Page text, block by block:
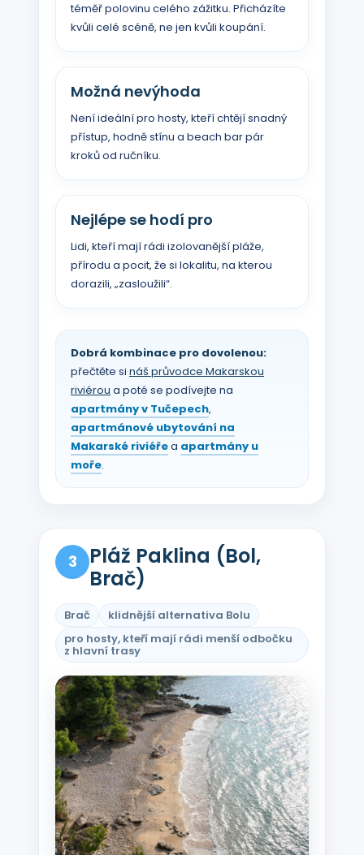
téměř polovinu celého zážitku. Přicházíte
kvůli celé scéně, ne jen kvůli koupání.
Možná nevýhoda
Není ideální pro hosty, kteří chtějí snadný
přístup, hodně stínu a beach bar pár
kroků od ručníku.
Nejlépe se hodí pro
Lidi, kteří mají rádi izolovanější pláže,
přírodu a pocit, že si lokalitu, na kterou
dorazili, „zasloužili“.
Dobrá kombinace pro dovolenou:
přečtěte si náš průvodce Makarskou
riviérou a poté se podívejte na
apartmány v Tučepech,
apartmánové ubytování na
Makarské riviéřea apartmány u
moře.
3
Pláž Paklina (Bol,
Brač)
Brač
klidnější alternativa Bolu
pro hosty, kteří mají rádi menší odbočku
z hlavní trasy